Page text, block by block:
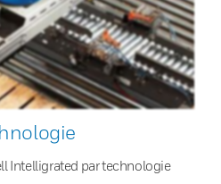
Intelligrated par technologie